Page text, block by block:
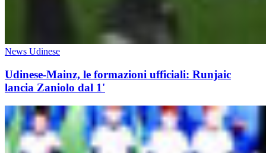
News Udinese
Udinese-Mainz, le formazioni ufficiali: Runjaic
lancia Zaniolo dal 1'